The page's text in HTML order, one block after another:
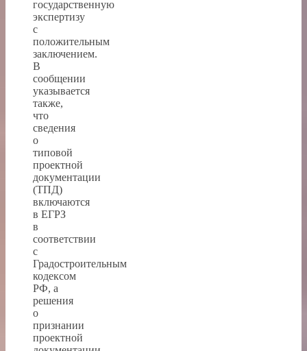
государственную
экспертизу
с
положительным
заключением.
В
сообщении
указывается
также,
что
сведения
о
типовой
проектной
документации
(ТПД)
включаются
в ЕГРЗ
в
соответствии
с
Градостроительным
кодексом
РФ, а
решения
о
признании
проектной